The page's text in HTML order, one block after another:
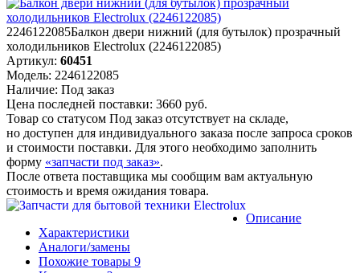
2246122085Балкон двери нижний (для бутылок) прозрачный
холодильников Electrolux (2246122085)
Артикул: 60451
Модель: 2246122085
Наличие: Под заказ
Цена последней поставки: 3660 руб.
Товар со статусом Под заказ отсутствует на складе,
но доступен для индивидуального заказа после запроса сроков
и стоимости поставки. Для этого необходимо заполнить
форму «запчасти под заказ».
После ответа поставщика мы сообщим вам актуальную
стоимость и время ожидания товара.
Описание
Характеристики
Аналоги/замены
Похожие товары 9